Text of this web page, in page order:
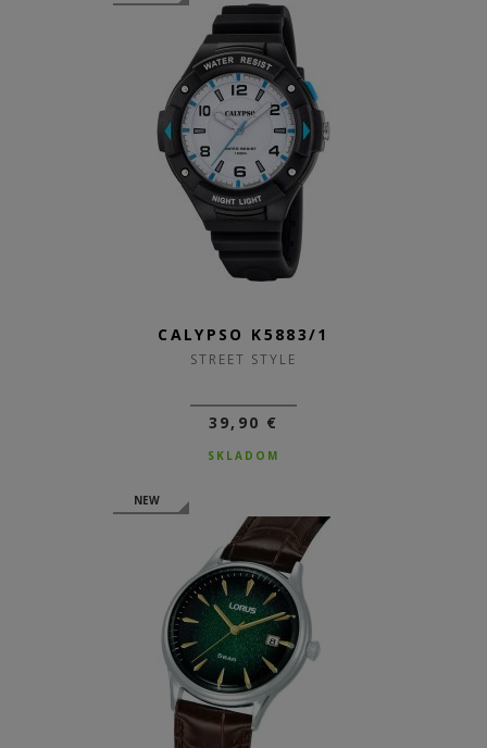
CALYPSO K5883/1
STREET STYLE
39,90 €
SKLADOM
NEW